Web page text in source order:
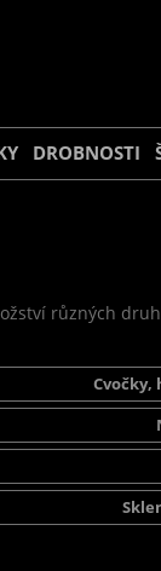
DROBNOSTI
různých
Cvočky,